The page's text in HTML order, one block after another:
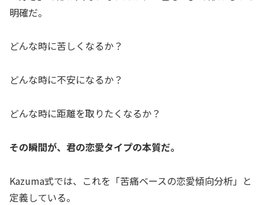
明確だ。
どんな時に苦しくなるか？
どんな時に不安になるか？
どんな時に距離を取りたくなるか？
その瞬間が、君の恋愛タイプの本質だ。
Kazuma式では、これを「苦痛ベースの恋愛傾向分析」と
定義している。